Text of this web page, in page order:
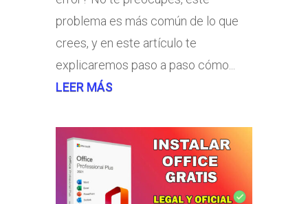
problema es más común de lo que
crees, y en este artículo te
explicaremos paso a paso cómo...
LEER MÁS